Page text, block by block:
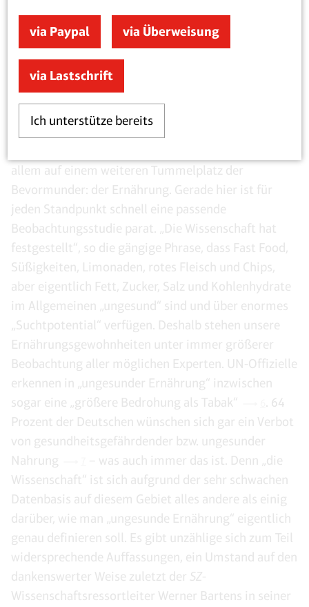
Fett, Zucker und Salz
vorgeblichen „Evidenz“ wissenschaftlicher Studien
und der Autorität von Experten, die sich auf eine fast
schon pseudoreligiös anmutende, kritiklose
allem auf einem weiteren Tummelplatz der
Bevormunder: der Ernährung. Gerade hier ist für
jeden Standpunkt schnell eine passende
Beobachtungsstudie parat. „Die Wissenschaft hat
festgestellt“, so die gängige Phrase, dass Fast Food,
Süßigkeiten, Limonaden, rotes Fleisch und Chips,
aber eigentlich Fett, Zucker, Salz und Kohlenhydrate
im Allgemeinen „ungesund“ sind und über enormes
„Suchtpotential“ verfügen. Deshalb stehen unsere
Ernährungsgewohnheiten unter immer größerer
Beobachtung aller möglichen Experten. UN-Offizielle
erkennen in „ungesunder Ernährung“ inzwischen
sogar eine „größere Bedrohung als Tabak“
. 64
Prozent der Deutschen wünschen sich gar ein Verbot
von gesundheitsgefährdender bzw. ungesunder
Nahrung
– was auch immer das ist. Denn „die
Wissenschaft“ ist sich aufgrund der sehr schwachen
Datenbasis auf diesem Gebiet alles andere als einig
darüber, wie man „ungesunde Ernährung“ eigentlich
genau definieren soll. Es gibt unzählige sich zum Teil
widersprechende Auffassungen, ein Umstand auf den
dankenswerter Weise zuletzt der SZ
Wissenschaftsressortleiter Werner Bartens in seiner
via Paypal via Überweisung
via Lastschrift
Ich unterstütze bereits